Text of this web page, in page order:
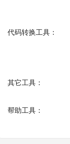
代码转换工具：
其它工具：
帮助工具：